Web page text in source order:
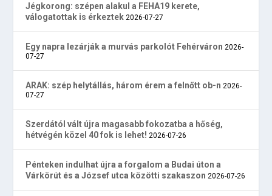
Jégkorong: szépen alakul a FEHA19 kerete,
válogatottak is érkeztek 2026-07-27
Egy napra lezárják a murvás parkolót Fehérváron 2026-
07-27
ARAK: szép helytállás, három érem a felnőtt ob-n 2026-
07-27
Szerdától vált újra magasabb fokozatba a hőség,
hétvégén közel 40 fok is lehet! 2026-07-26
Pénteken indulhat újra a forgalom a Budai úton a
Várkörút és a József utca közötti szakaszon 2026-07-26